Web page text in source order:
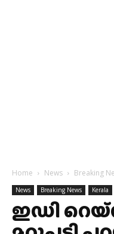
Home News Breaking
News Breaking News Kerala
ഇഡി